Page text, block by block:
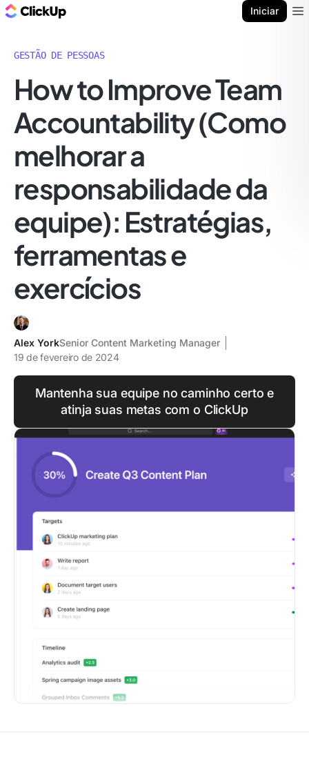
Iniciar
GESTÃO DE PESSOAS
How to Improve Team
Accountability (Como
melhorar a
responsabilidade da
equipe): Estratégias,
ferramentas e
exercícios
Alex YorkSenior Content Marketing Manager
19 de fevereiro de 2024
Mantenha sua equipe no caminho certo e
atinja suas metas com o ClickUp